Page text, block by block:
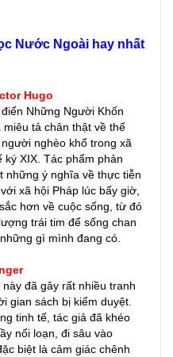
Nước Ngoài hay nhất
Hugo
Những Người Khốn
tả chân thật về thế
nghèo khổ trong xã
ký XIX. Tác phẩm phản
những ý nghĩa về thực tiễn
xã hội Pháp lúc bấy giờ,
hơn về cuộc sống, từ đó
trái tim để sống chan
gì mình đang có.
đã gây rất nhiều tranh
gian sách bị kiểm duyệt.
tinh tế, tác giả đã khéo
nổi loạn, đi sâu vào
biệt là cảm giác chênh